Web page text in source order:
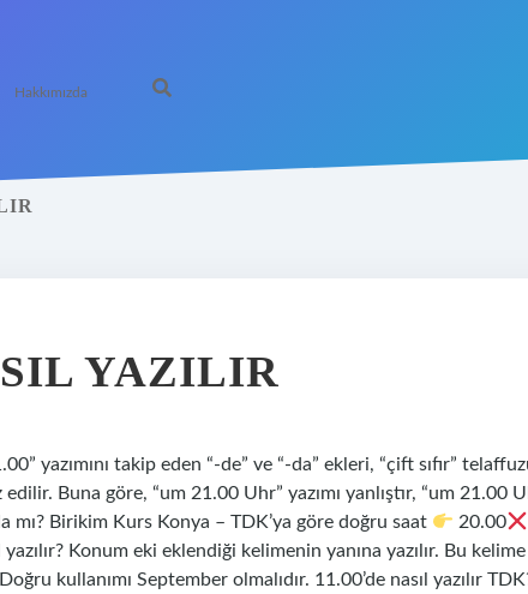
Hakkımızda
YAZILIR
yazımını takip eden “-de” ve “-da” ekleri, “çift sıfır”
Buna göre, “um 21.00 Uhr” yazımı yanlıştır, “um 21.00
mı? Birikim Kurs Konya – TDK’ya göre doğru saat
20.00
yazılır? Konum eki eklendiği kelimenin yanına yazılır. Bu kelime
kullanımı September olmalıdır. 11.00’de nasıl yazılır